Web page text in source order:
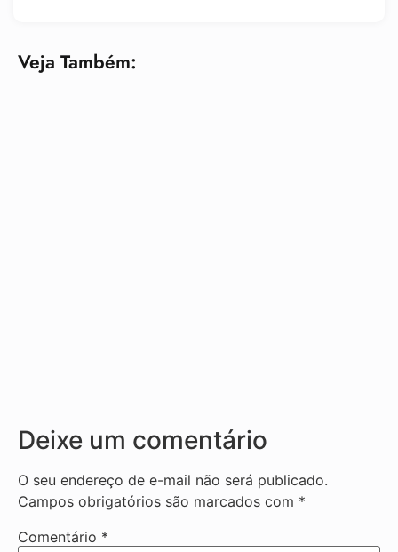
Veja Também:
Deixe um comentário
O seu endereço de e-mail não será publicado.
Campos obrigatórios são marcados com *
Comentário *